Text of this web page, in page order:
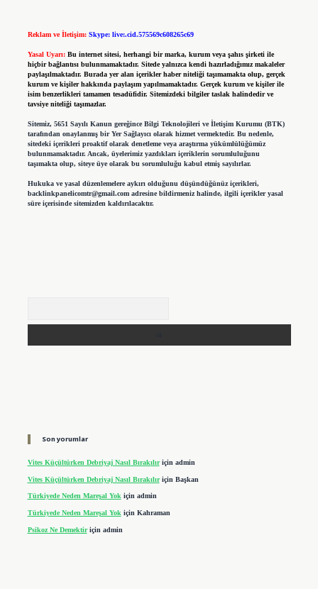
Reklam ve İletişim: Skype: live:.cid.575569c608265c69
Yasal Uyarı: Bu internet sitesi, herhangi bir marka, kurum veya şahıs şirketi ile
hiçbir bağlantısı bulunmamaktadır. Sitede yalnızca kendi hazırladığımız makaleler
paylaşılmaktadır. Burada yer alan içerikler haber niteliği taşımamakta olup, gerçek
kurum ve kişiler hakkında paylaşım yapılmamaktadır. Gerçek kurum ve kişiler ile
isim benzerlikleri tamamen tesadüfidir. Sitemizdeki bilgiler taslak halindedir ve
tavsiye niteliği taşımazlar.
Sitemiz, 5651 Sayılı Kanun gereğince Bilgi Teknolojileri ve İletişim Kurumu (BTK)
tarafından onaylanmış bir Yer Sağlayıcı olarak hizmet vermektedir. Bu nedenle,
sitedeki içerikleri proaktif olarak denetleme veya araştırma yükümlülüğümüz
bulunmamaktadır. Ancak, üyelerimiz yazdıkları içeriklerin sorumluluğunu
taşımakta olup, siteye üye olarak bu sorumluluğu kabul etmiş sayılırlar.
Hukuka ve yasal düzenlemelere aykırı olduğunu düşündüğünüz içerikleri,
backlinkpanelicomtr@gmail.comadresine bildirmeniz halinde, ilgili içerikler yasal
süre içerisinde sitemizden kaldırılacaktır.
Son yorumlar
Vites Küçültürken Debriyaj Nasıl Bırakılıriçin admin
Vites Küçültürken Debriyaj Nasıl Bırakılıriçin Başkan
Türkiyede Neden Mareşal Yokiçin admin
Türkiyede Neden Mareşal Yok için Kahraman
Psikoz Ne Demektiriçin admin